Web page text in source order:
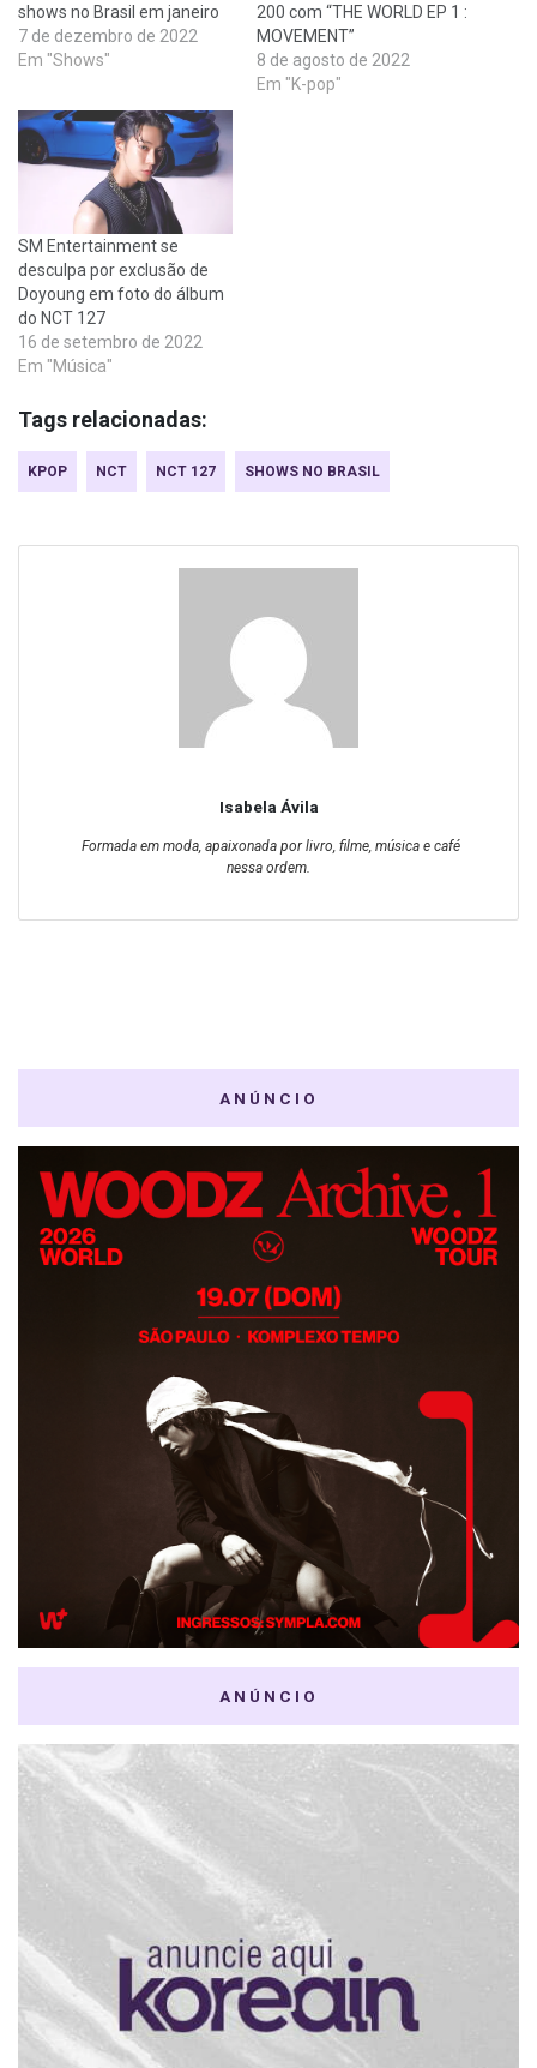
shows no Brasil em janeiro
7 de dezembro de 2022
Em "Shows"
200 com “THE WORLD EP 1 :
MOVEMENT”
8 de agosto de 2022
Em "K-pop"
SM Entertainment se
desculpa por exclusão de
Doyoung em foto do álbum
do NCT 127
16 de setembro de 2022
Em "Música"
Tags relacionadas:
KPOP NCT NCT 127 SHOWS NO BRASIL
Isabela Ávila
Formada em moda, apaixonada por livro, filme, música e café
nessa ordem.
ANÚNCIO
ANÚNCIO